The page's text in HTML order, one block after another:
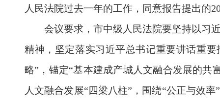
人民法院过去一年的工作，同意报告提出的
会议要求，市中级人民法院要坚持以习
精神，坚定落实习近平总书记重要讲话重
略”，锚定“基本建成产城人文融合发展的共
人文融合发展“四梁八柱”，围绕“公正与效